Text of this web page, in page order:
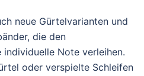
neue Gürtelvarianten und
die den
individuelle Note verleihen.
oder verspielte Schleifen